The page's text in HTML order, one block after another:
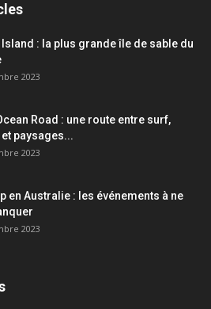
: la plus grande île de sable du
2023
Road : une route entre surf,
paysages...
2023
en Australie : les événements à ne
2023